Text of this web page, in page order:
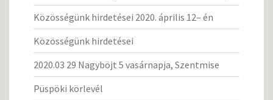
Közösségünk hirdetései 2020. április 12– én
Közösségünk hirdetései
2020.03 29 Nagyböjt 5 vasárnapja, Szentmise
Püspöki körlevél